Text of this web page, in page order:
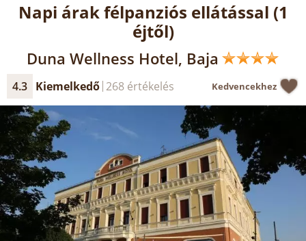
Napi árak félpanziós ellátással (1
éjtől)
Duna Wellness Hotel, Baja
4.3 Kiemelkedő 268 értékelés Kedvencekhez